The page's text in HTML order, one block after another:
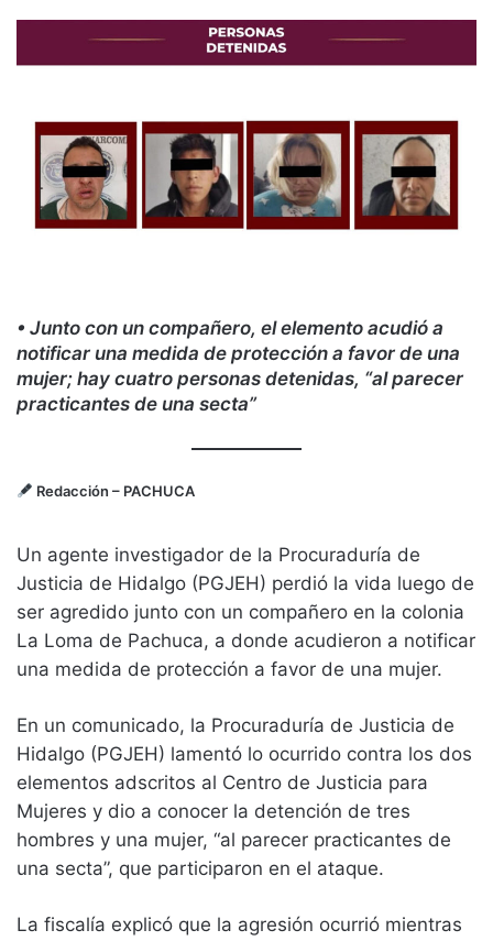
• Junto con un compañero, el elemento acudió a
notificar una medida de protección a favor de una
mujer; hay cuatro personas detenidas, “al parecer
practicantes de una secta”
Redacción – PACHUCA
Un agente investigador de la Procuraduría de
Justicia de Hidalgo (PGJEH) perdió la vida luego de
ser agredido junto con un compañero en la colonia
La Loma de Pachuca, a donde acudieron a notificar
una medida de protección a favor de una mujer.
En un comunicado, la Procuraduría de Justicia de
Hidalgo (PGJEH) lamentó lo ocurrido contra los dos
elementos adscritos al Centro de Justicia para
Mujeres y dio a conocer la detención de tres
hombres y una mujer, “al parecer practicantes de
una secta”, que participaron en el ataque.
La fiscalía explicó que la agresión ocurrió mientras